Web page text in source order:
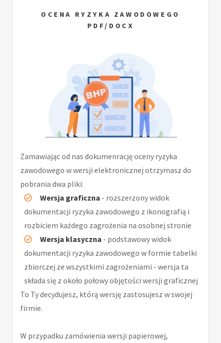
OCENA RYZYKA ZAWODOWEGO
PDF/DOCX
Zamawiając od nas dokumenrację oceny ryzyka
zawodowego w wersji elektronicznej otrzymasz do
pobrania dwa pliki:
Wersja graficzna - rozszerzony widok
dokumentacji ryzyka zawodowego z ikonografią i
rozbiciem każdego zagrożenia na osobnej stronie
Wersja klasyczna - podstawowy widok
dokumentacji ryzyka zawodowego w formie tabelki
zbiorczej ze wszystkimi zagrożeniami - wersja ta
składa się z około połowy objętości wersji graficznej
To Ty decydujesz, którą wersję zastosujesz w swojej
firmie.
W przypadku zamówienia wersji papierowej,